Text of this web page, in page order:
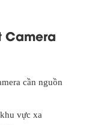
Camera
cần nguồn
vực xa